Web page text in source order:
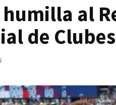
humilla al
de Clubes